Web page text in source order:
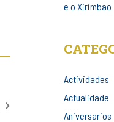
e o Xirimbao
Actividades
Actualidade
Aniversarios